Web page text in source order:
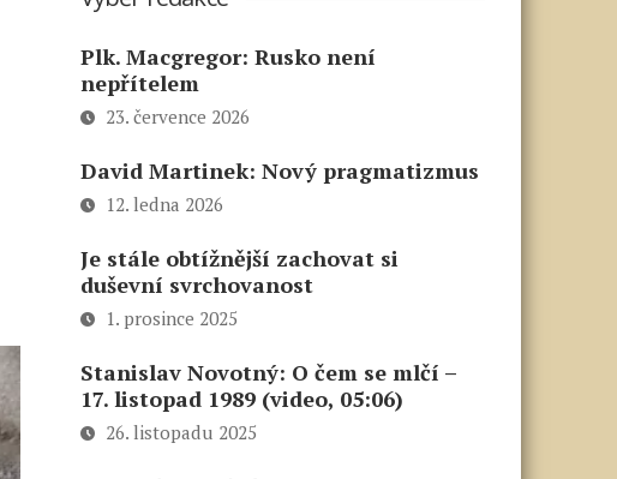
Plk. Macgregor: Rusko není
nepřítelem
23. července 2026
David Martinek: Nový pragmatizmus
12. ledna 2026
Je stále obtížnější zachovat si
duševní svrchovanost
1. prosince 2025
Stanislav Novotný: O čem se mlčí –
17. listopad 1989 (video, 05:06)
26. listopadu 2025